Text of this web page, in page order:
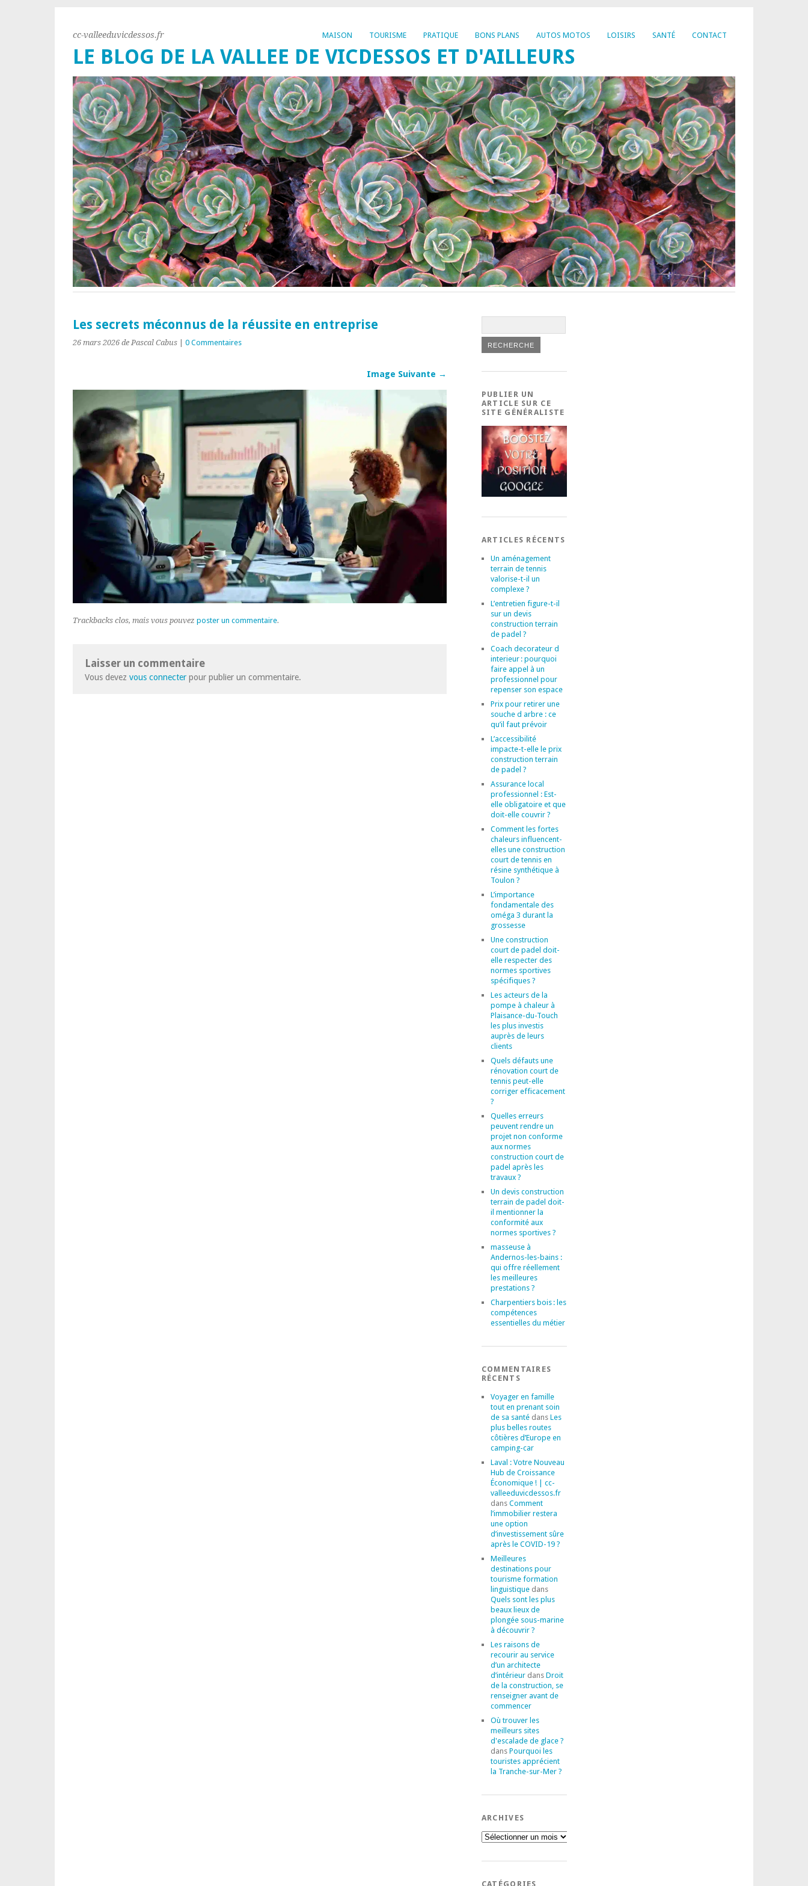
MAISON TOURISME PRATIQUE BONS PLANS AUTOS MOTOS LOISIRS SANTÉ CONTACT
LE BLOG DE LA VALLEE DE VICDESSOS ET D'AILLEURS
cc-valleeduvicdessos.fr
Les secrets méconnus de la réussite en entreprise
26 mars 2026 de Pascal Cabus 0 Commentaires
Image Suivante →
Trackbacks clos, mais vous pouvez poster un commentaire.
Laisser un commentaire
Vous devez vous connecter pour publier un commentaire.
PUBLIER UN
ARTICLE SUR CE
SITE GÉNÉRALISTE
ARTICLES RÉCENTS
Un aménagement
terrain de tennis
valorise-t-il un
complexe ?
L’entretien figure-t-il
sur un devis
construction terrain
de padel ?
Coach decorateur d
interieur : pourquoi
faire appel à un
professionnel pour
repenser son espace
Prix pour retirer une
souche d arbre : ce
qu’il faut prévoir
L’accessibilité
impacte-t-elle le prix
construction terrain
de padel ?
Assurance local
professionnel : Est-
elle obligatoire et que
doit-elle couvrir ?
Comment les fortes
chaleurs influencent-
elles une construction
court de tennis en
résine synthétique à
Toulon ?
L’importance
fondamentale des
oméga 3 durant la
grossesse
Une construction
court de padel doit-
elle respecter des
normes sportives
spécifiques ?
Les acteurs de la
pompe à chaleur à
Plaisance-du-Touch
les plus investis
auprès de leurs
clients
Quels défauts une
rénovation court de
tennis peut-elle
corriger efficacement
?
Quelles erreurs
peuvent rendre un
projet non conforme
aux normes
construction court de
padel après les
travaux ?
Un devis construction
terrain de padel doit-
il mentionner la
conformité aux
normes sportives ?
masseuse à
Andernos-les-bains :
qui offre réellement
les meilleures
prestations ?
Charpentiers bois : les
compétences
essentielles du métier
COMMENTAIRES
RÉCENTS
Voyager en famille
tout en prenant soin
de sa santédans Les
plus belles routes
côtières d’Europe en
camping-car
Laval : Votre Nouveau
Hub de Croissance
Économique ! | cc-
valleeduvicdessos.fr
dans Comment
l’immobilier restera
une option
d’investissement sûre
après le COVID-19 ?
Meilleures
destinations pour
tourisme formation
linguistiquedans
Quels sont les plus
beaux lieux de
plongée sous-marine
à découvrir ?
Les raisons de
recourir au service
d’un architecte
d’intérieurdans Droit
de la construction, se
renseigner avant de
commencer
Où trouver les
meilleurs sites
d'escalade de glace ?
dans Pourquoi les
touristes apprécient
la Tranche-sur-Mer ?
ARCHIVES
Archives
CATÉGORIES